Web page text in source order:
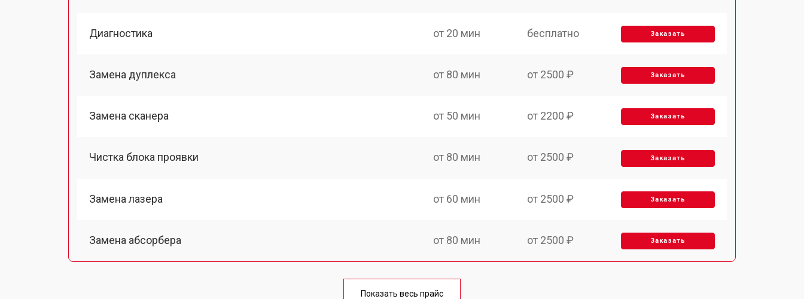
Диагностика от 20 мин бесплатно Заказать
Замена дуплекса от 80 мин от 2500 ₽ Заказать
Замена сканера от 50 мин от 2200 ₽ Заказать
Чистка блока проявки от 80 мин от 2500 ₽ Заказать
Замена лазера от 60 мин от 2500 ₽ Заказать
Замена абсорбера от 80 мин от 2500 ₽ Заказать
от 70 мин
Показать весь прайс